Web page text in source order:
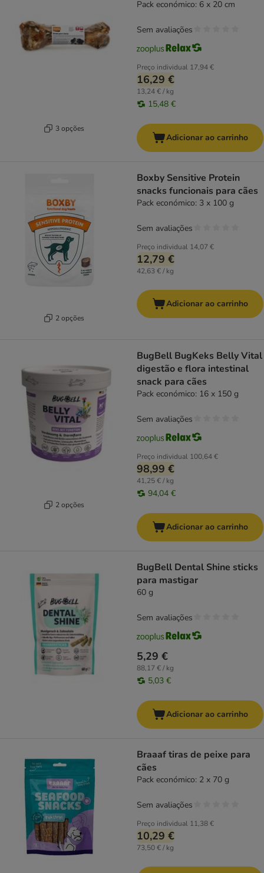
3 opções
Pack económico: 6 x 20 cm
Preço individual 17,94 €
16,29 €
13,24 € / kg
15,48 €
Sem avaliações
Adicionar ao carrinho
2 opções
Boxby Sensitive Protein
snacks funcionais para cães
Pack económico: 3 x 100 g
Preço individual 14,07 €
12,79 €
42,63 € / kg
Sem avaliações
Adicionar ao carrinho
2 opções
BugBell BugKeks Belly Vital
digestão e flora intestinal
snack para cães
Pack económico: 16 x 150 g
Preço individual 100,64 €
98,99 €
41,25 € / kg
94,04 €
Sem avaliações
Adicionar ao carrinho
BugBell Dental Shine sticks
para mastigar
60 g
5,29 €
88,17 € / kg
5,03 €
Sem avaliações
Adicionar ao carrinho
Braaaf tiras de peixe para
cães
Pack económico: 2 x 70 g
Preço individual 11,38 €
10,29 €
73,50 € / kg
Sem avaliações